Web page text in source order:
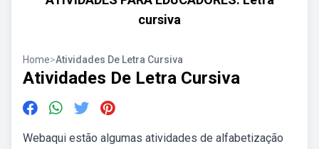
cursiva
Home>Atividades De Letra Cursiva
Atividades De Letra Cursiva
Webaqui estão algumas atividades de alfabetização